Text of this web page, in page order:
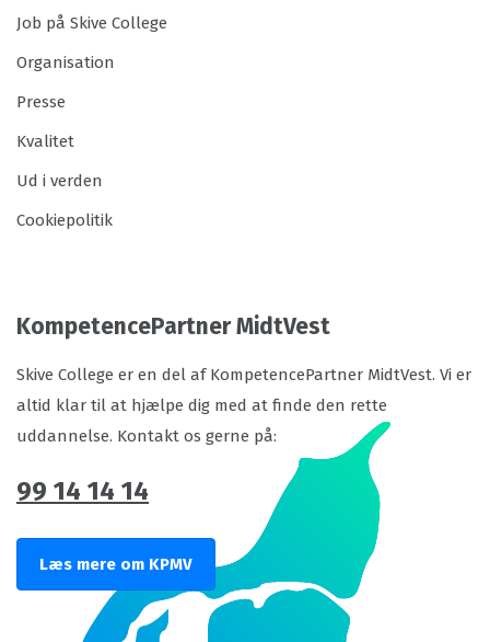
Job på Skive College
Organisation
Presse
Kvalitet
Ud i verden
Cookiepolitik
KompetencePartner MidtVest
Skive College er en del af KompetencePartner MidtVest. Vi er
altid klar til at hjælpe dig med at finde den rette
uddannelse. Kontakt os gerne på:
99 14 14 14
Læs mere om KPMV